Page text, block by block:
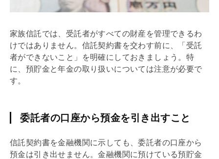
家族信託では、受託者がすべての財産を管理できるわ
けではありません。信託契約書を交わす前に、「受託
者ができないこと」を明確にしておきましょう。特
に、預貯金と年金の取り扱いについては注意が必要で
す。
委託者の口座から預金を引き出すこと
信託契約書を金融機関に示しても、委託者の口座から
預金は引き出せません。金融機関に預けている預貯金